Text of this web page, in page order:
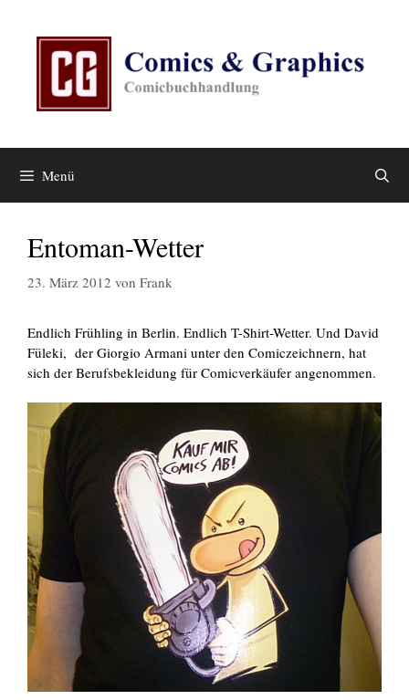
Menü
Entoman-Wetter
23. März 2012 von Frank
Endlich Frühling in Berlin. Endlich T-Shirt-Wetter. Und David
Füleki, der Giorgio Armani unter den Comiczeichnern, hat
sich der Berufsbekleidung für Comicverkäufer angenommen.